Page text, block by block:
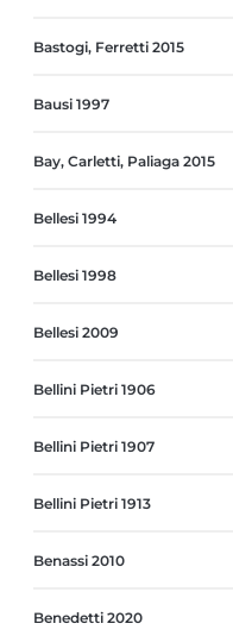
Bastogi, Ferretti 2015
Bausi 1997
Bay, Carletti, Paliaga 2015
Bellesi 1994
Bellesi 1998
Bellesi 2009
Bellini Pietri 1906
Bellini Pietri 1907
Bellini Pietri 1913
Benassi 2010
Benedetti 2020